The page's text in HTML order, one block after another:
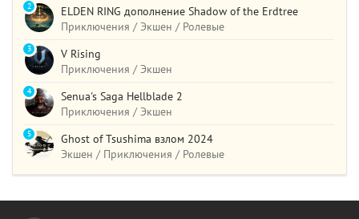
ELDEN RING дополнение Shadow of the Erdtree
Приключения / Экшен / Ролевые
2
V Rising
Приключения / Экшен
3
Senua's Saga Hellblade 2
Приключения / Экшен
4
Ghost of Tsushima взлом 2024
Экшен / Приключения / Ролевые
5